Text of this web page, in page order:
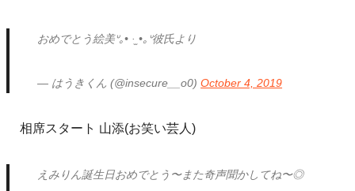
おめでとう絵美ᐡ｡• ·̫ •｡ᐡ彼氏より
— はうきくん (@insecure__o0)October 4, 2019
相席スタート 山添(お笑い芸人)
えみりん誕生日おめでとう〜また奇声聞かしてね〜◎